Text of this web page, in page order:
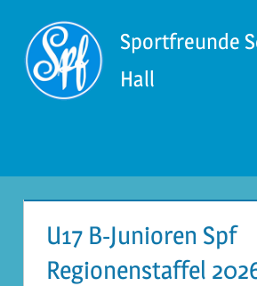
Inhalt
springen
Sportfreunde
Hall
U17 B-Junioren Spf
Regionenstaffel